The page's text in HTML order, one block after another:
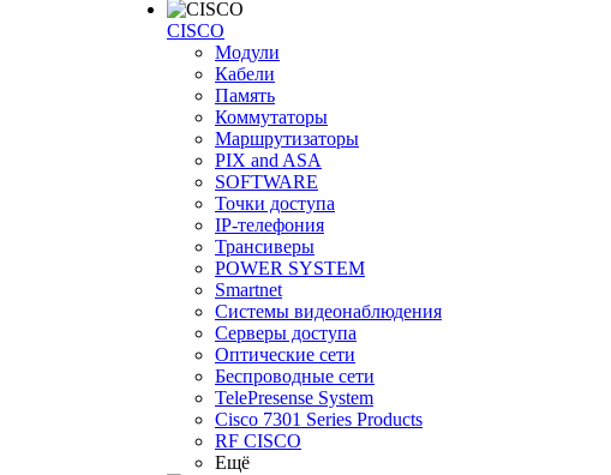
CISCO
Модули
Кабели
Память
Коммутаторы
Маршрутизаторы
PIX and ASA
SOFTWARE
Точки доступа
IP-телефония
Трансиверы
POWER SYSTEM
Smartnet
Системы видеонаблюдения
Серверы доступа
Оптические сети
Беспроводные сети
TelePresense System
Cisco 7301 Series Products
RF CISCO
Ещё